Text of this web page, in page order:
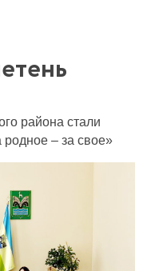
района стали
– за свое»